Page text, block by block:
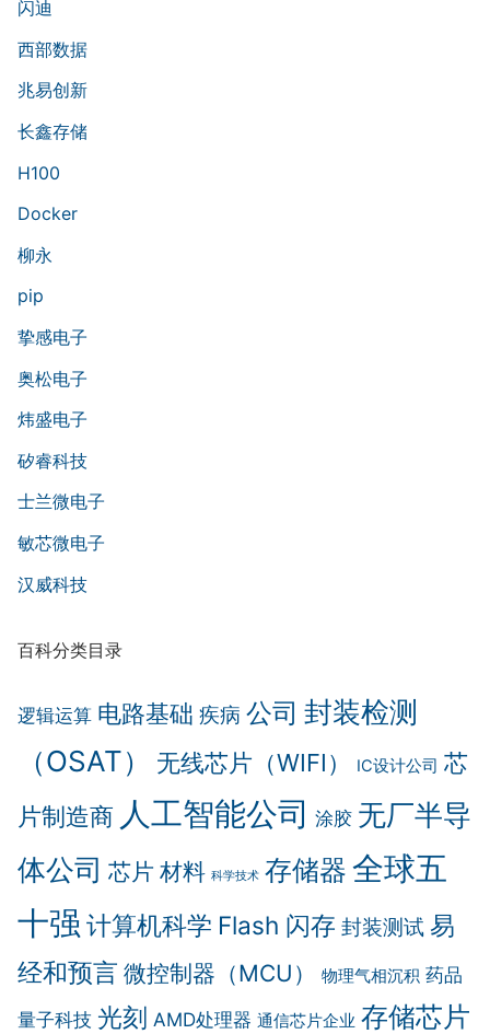
闪迪
西部数据
兆易创新
长鑫存储
H100
Docker
柳永
pip
挚感电子
奥松电子
炜盛电子
矽睿科技
士兰微电子
敏芯微电子
汉威科技
百科分类目录
逻辑运算 电路基础 疾病 公司 封装检测
（OSAT）
无线芯片（WIFI） IC设计公司 芯
片制造商 人工智能公司 涂胶 无厂半导
体公司 芯片 材料 科学技术 存储器 全球五
十强 计算机科学 Flash 闪存 封装测试 易
经和预言 微控制器（MCU） 物理气相沉积 药品
量子科技 光刻 AMD处理器 通信芯片企业 存储芯片